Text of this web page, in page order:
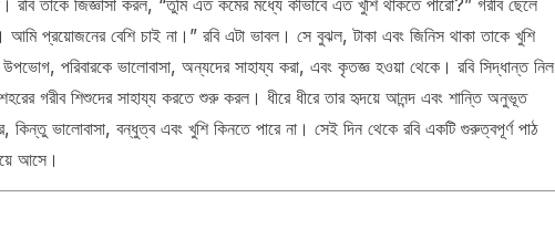
প্রয়োজনের বেশি চাই না।” রবি এটা ভাবল। সে বুঝল, টাকা এবং জিনিস থাকা তাকে খুশি
পরিবারকে ভালোবাসা, অন্যদের সাহায্য করা, এবং কৃতজ্ঞ হওয়া থেকে। রবি সিদ্ধান্ত নিল
শহরের গরীব শিশুদের সাহায্য করতে শুরু করল। ধীরে ধীরে তার হৃদয়ে আনন্দ এবং শান্তি অনুভূত
কিন্তু ভালোবাসা, বন্ধুত্ব এবং খুশি কিনতে পারে না। সেই দিন থেকে রবি একটি গুরুত্বপূর্ণ পাঠ
আসে।